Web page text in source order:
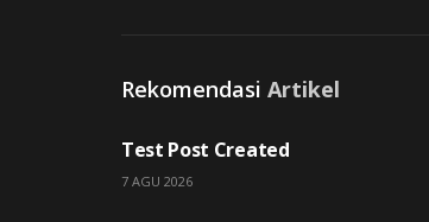
Rekomendasi Artikel
UNCATEGORIZED
Test Post Created
7 AGU 2026